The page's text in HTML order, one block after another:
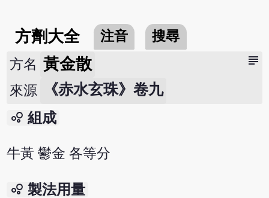
方劑大全 注音 搜尋
subject
方名 黃金散
來源 《赤水玄珠》卷九
bubble_chart 組成
牛黃 鬱金 各等分
bubble_chart 製法用量